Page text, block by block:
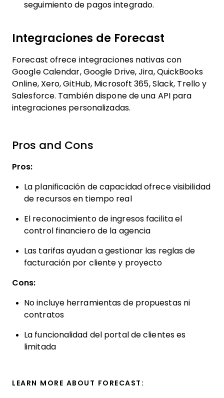
seguimiento de pagos integrado.
Integraciones de Forecast
Forecast ofrece integraciones nativas con
Google Calendar, Google Drive, Jira, QuickBooks
Online, Xero, GitHub, Microsoft 365, Slack, Trello y
Salesforce. También dispone de una API para
integraciones personalizadas.
Pros and Cons
Pros:
La planificación de capacidad ofrece visibilidad
de recursos en tiempo real
El reconocimiento de ingresos facilita el
control financiero de la agencia
Las tarifas ayudan a gestionar las reglas de
facturación por cliente y proyecto
Cons:
No incluye herramientas de propuestas ni
contratos
La funcionalidad del portal de clientes es
limitada
LEARN MORE ABOUT FORECAST: